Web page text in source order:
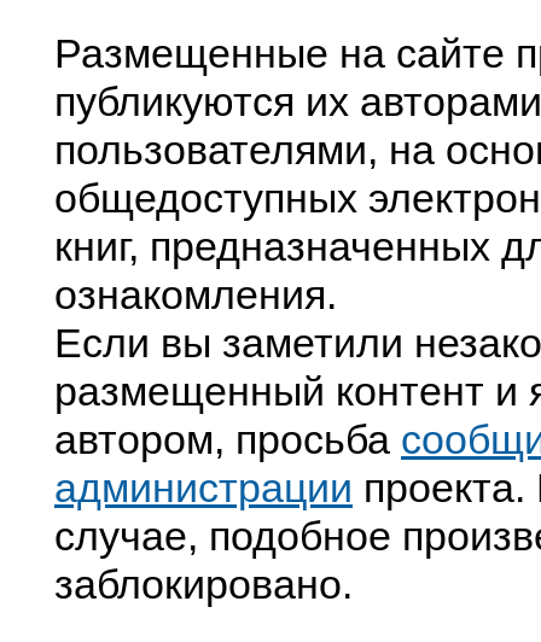
Размещенные на сайте
публикуются их
пользователями, на
общедоступных
книг, предназначенных
ознакомления.
Если вы заметили
размещенный контент и
автором, просьба
администрации
случае, подобное
заблокировано.